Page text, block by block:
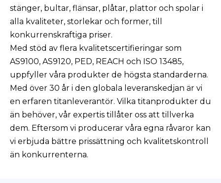
stänger, bultar, flänsar, plåtar, plattor och spolar i
alla kvaliteter, storlekar och former, till
konkurrenskraftiga priser.
Med stöd av flera kvalitetscertifieringar som
AS9100, AS9120, PED, REACH och ISO 13485,
uppfyller våra produkter de högsta standarderna.
Med över 30 år i den globala leveranskedjan är vi
en erfaren titanleverantör. Vilka titanprodukter du
än behöver, vår expertis tillåter oss att tillverka
dem. Eftersom vi producerar våra egna råvaror kan
vi erbjuda bättre prissättning och kvalitetskontroll
än konkurrenterna.